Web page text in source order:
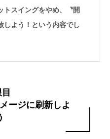
トスイングをやめ、〝開
しよう！という内容でし
ージに刷新しよ